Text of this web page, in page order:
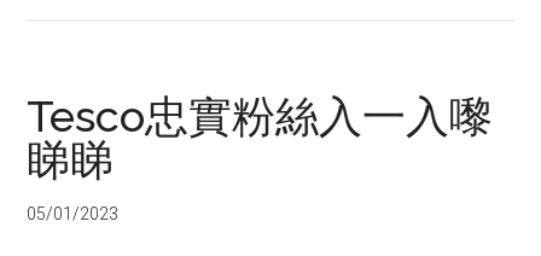
Tesco忠實粉絲入一入嚟
睇睇
05/01/2023